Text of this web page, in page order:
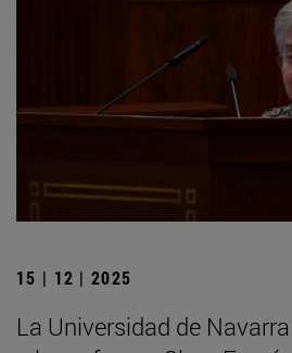
15 | 12 | 2025
La Universidad de